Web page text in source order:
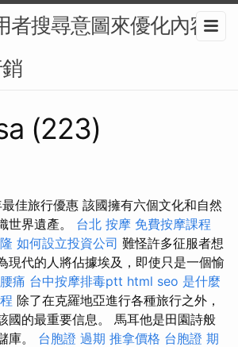
者搜尋意圖來優化內容
(223)
佳旅行優惠 該國擁有六個文化和自然
世界遺產。 台北 按摩 免費按摩課程
如何設立投資公司 難怪許多征服者想
現代的人將佔據埃及，即使只是一個愉
腰痛 台中按摩排毒ptt html seo 是什麼
除了在克羅地亞進行各種旅行之外，
國的最重要信息。 馬耳他是田園詩般
庫。 台胞證 過期 推拿價格 台胞證 期